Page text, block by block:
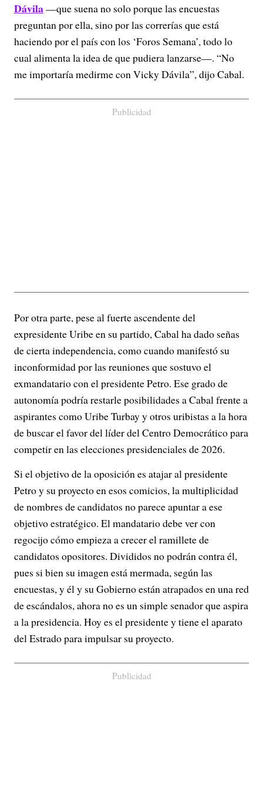
Dávila—que suena no solo porque las encuestas
preguntan por ella, sino por las correrías que está
haciendo por el país con los ‘Foros Semana’, todo lo
cual alimenta la idea de que pudiera lanzarse—. “No
me importaría medirme con Vicky Dávila”, dijo Cabal.
Publicidad
Por otra parte, pese al fuerte ascendente del
expresidente Uribe en su partido, Cabal ha dado señas
de cierta independencia, como cuando manifestó su
inconformidad por las reuniones que sostuvo el
exmandatario con el presidente Petro. Ese grado de
autonomía podría restarle posibilidades a Cabal frente a
aspirantes como Uribe Turbay y otros uribistas a la hora
de buscar el favor del líder del Centro Democrático para
competir en las elecciones presidenciales de 2026.
Si el objetivo de la oposición es atajar al presidente
Petro y su proyecto en esos comicios, la multiplicidad
de nombres de candidatos no parece apuntar a ese
objetivo estratégico. El mandatario debe ver con
regocijo cómo empieza a crecer el ramillete de
candidatos opositores. Divididos no podrán contra él,
pues si bien su imagen está mermada, según las
encuestas, y él y su Gobierno están atrapados en una red
de escándalos, ahora no es un simple senador que aspira
a la presidencia. Hoy es el presidente y tiene el aparato
del Estrado para impulsar su proyecto.
Publicidad